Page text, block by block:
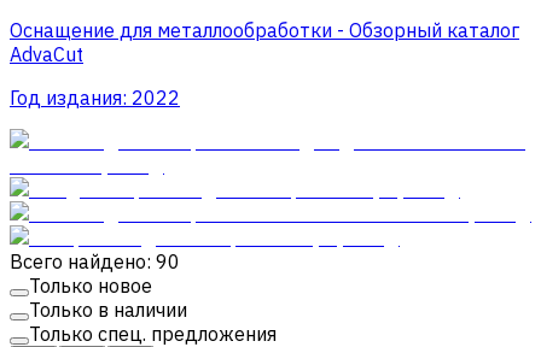
Оснащение для металлообработки - Обзорный каталог
AdvaCut
Год издания: 2022
Всего найдено: 90
Только новое
Только в наличии
Только спец. предложения